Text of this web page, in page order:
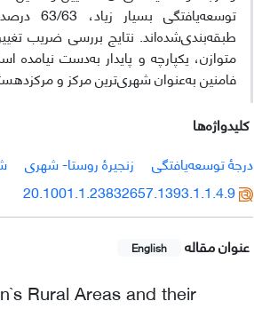
طبقه‌بندی‌شده‌اند. نتایج بررسی ضریب
متوازن، یکپارچه و پایدار به‌دست
فامنین به‌عنوان شهری‌ترین مرکز و
کلیدواژه‌ها
درجۀ توسعه‌یافتگی
زنجیرۀ روستا- شهری
20.1001.1.23832657.1393.1.1.4.9
عنوان مقاله English
Rural Areas and their